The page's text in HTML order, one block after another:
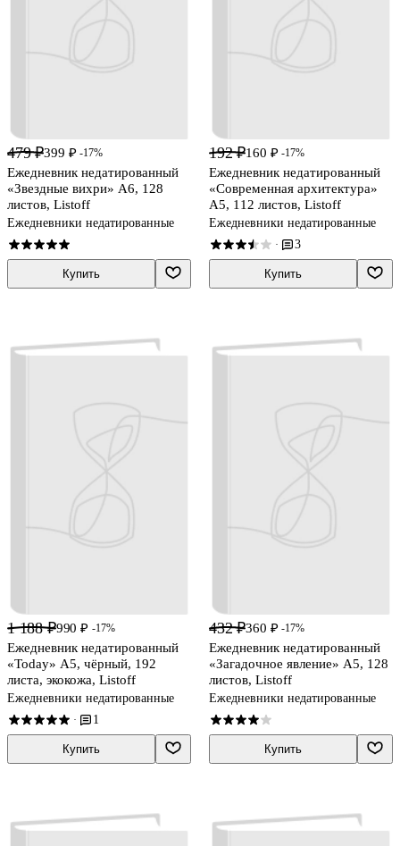
479 ₽399 ₽ -17%
Ежедневник недатированный
«Звездные вихри» А6, 128
листов, Listoff
Ежедневники недатированные
Купить
192 ₽160 ₽ -17%
Ежедневник недатированный
«Современная архитектура»
А5, 112 листов, Listoff
Ежедневники недатированные
· 3
Купить
1 188 ₽990 ₽ -17%
Ежедневник недатированный
«Today» А5, чёрный, 192
листа, экокожа, Listoff
Ежедневники недатированные
· 1
Купить
432 ₽360 ₽ -17%
Ежедневник недатированный
«Загадочное явление» А5, 128
листов, Listoff
Ежедневники недатированные
Купить